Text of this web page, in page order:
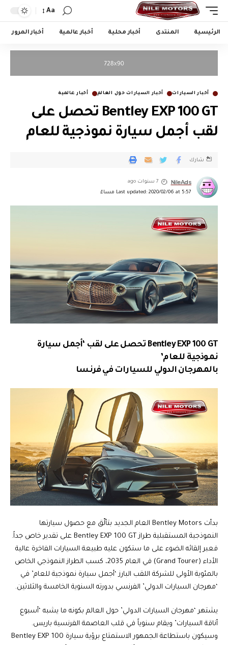
Aa
الرئيسية المنتدى أخبار محلية أخبار عالمية أخبار المرور
أخبار السيارات أخبار السيارات حول العالم أخبار عالمية
Bentley EXP 100 GT تحصل على
لقب أجمل سيارة نموذجية للعام
Last updated: 2020/02/06 at 5:57 مساءً
NileAds 7 سنوات ago
شارك
Bentley EXP 100 GT تحصل على لقب ‘أجمل سيارة
نموذجية للعام’
بالمهرجان الدولي للسيارات في فرنسا
بدأت Bentley Motors العام الجديد بتألّق مع حصول سيارتها
النموذجية المستقبلية طراز Bentley EXP 100 GT على تقدير خاص جداً.
فعبر إلقائه الضوء على ما ستكون عليه طبيعة السيارات الفاخرة عالية
الأداء (Grand Tourer) في العام 2035، كسب الطراز النموذجي الخاص
بالمئوية الأولى للشركة اللقب البارز ‘أجمل سيارة نموذجية للعام’ في
‘مهرجان السيارات الدولي’ الفرنسي بدورته السنوية الخامسة والثلاثين.
يشتهر ‘مهرجان السيارات الدولي’ حول العالم بكونه ما يشبه ‘أسبوع
أناقة السيارات’ ويقام سنوياً في قلب العاصمة الفرنسية باريس.
وسيكون باستطاعة الجمهور الاستمتاع برؤية سيارة Bentley EXP 100